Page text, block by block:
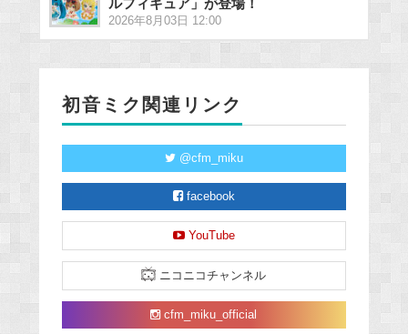
2026年8月03日 12:00
初音ミク関連リンク
@cfm_miku
facebook
YouTube
ニコニコチャンネル
cfm_miku_official